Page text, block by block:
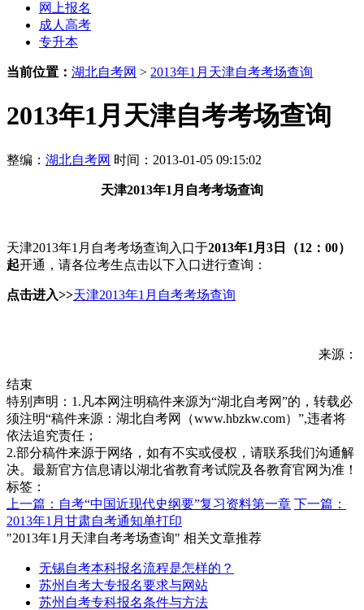
网上报名
成人高考
专升本
当前位置： 湖北自考网 > 2013年1月天津自考考场查询
2013年1月天津自考考场查询
整编： 湖北自考网 时间：2013-01-05 09:15:02
天津2013年1月 自考考场查询
天津2013年1月自考考场查询入口于2013年1月3日（12：00）
起开通，请各位考生点击以下入口进行查询：
点击进入>>天津2013年1月自考考场查询
来源：
结束
特别声明：1.凡本网注明稿件来源为“湖北自考网”的，转载必
须注明“稿件来源：湖北自考网（www.hbzkw.com）”,违者将
依法追究责任；
2.部分稿件来源于网络，如有不实或侵权，请联系我们沟通解
决。最新官方信息请以湖北省教育考试院及各教育官网为准！
标签：
上一篇：自考“中国近现代史纲要”复习资料第一章 下一篇：
2013年1月甘肃自考通知单打印
"2013年1月天津自考考场查询" 相关文章推荐
无锡自考本科报名流程是怎样的？
苏州自考大专报名要求与网站
苏州自考专科报名条件与方法